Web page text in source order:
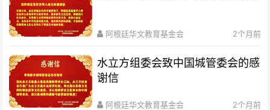
阿根廷华文教育基金会 2个月前
水立方组委会致中国城管委会的感
谢信
阿根廷华文教育基金会 2个月前